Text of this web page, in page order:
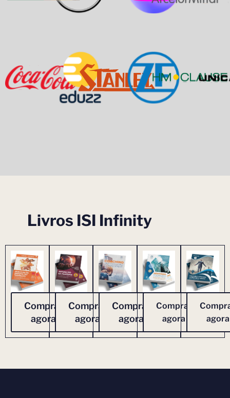
Livros ISI Infinity
Comprar
agora
Comprar
agora
Comprar
agora
Comprar
agora
agora